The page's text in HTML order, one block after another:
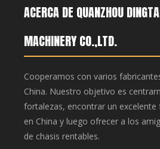
ACERCA DE QUANZHOU
MACHINERY CO.,LTD.
Cooperamos con varios
China. Nuestro objetivo es
fortalezas, encontrar un excelente
en China y luego ofrecer a los
de chasis rentables.